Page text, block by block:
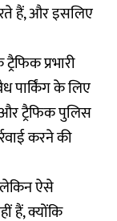
हैं, और इसलिए
प्रभारी
पार्किंग के लिए
और ट्रैफिक पुलिस
करने की
लेकिन ऐसे
हैं, क्योंकि